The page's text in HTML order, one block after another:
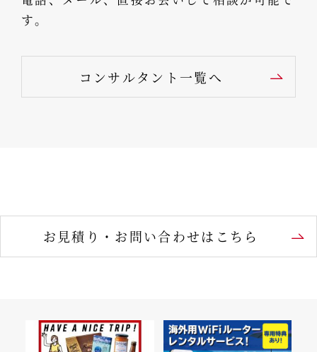
す。
コンサルタント一覧へ
お見積り・お問い合わせはこちら